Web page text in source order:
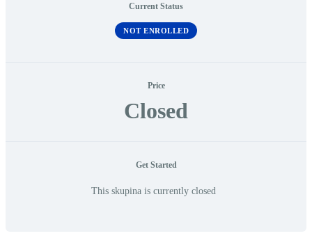
Current Status
NOT ENROLLED
Price
Closed
Get Started
This skupina is currently closed